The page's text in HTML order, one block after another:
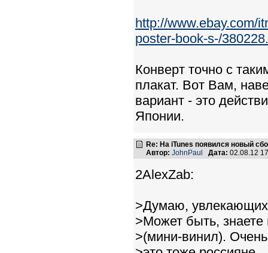
http://www.ebay.com/
poster-book-s-/
Конверт точно с
плакат. Вот Вам,
вариант - это
Японии.
Re: На iTunes появился новый
Автор: JohnPaul Дата: 02.08.12
2AlexZab:
>Думаю,
>Может быть, знаете
>(мини-винил).